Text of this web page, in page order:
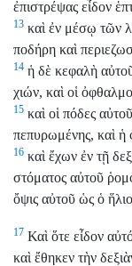
ἐπιστρέψας εἶδον
13 καὶ ἐν μέσῳ τῶν
ποδήρη καὶ
14 ἡ δὲ κεφαλὴ
χιών, καὶ οἱ
15 καὶ οἱ πόδες
πεπυρωμένης, καὶ
16 καὶ ἔχων ἐν τῇ
στόματος αὐτοῦ
ὄψις αὐτοῦ ὡς ὁ
17 Καὶ ὅτε εἶδον
καὶ ἔθηκεν τὴν